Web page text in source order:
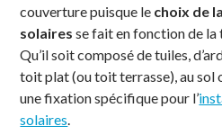
couverture puisque le choix de
solaires se fait en fonction de
Qu’il soit composé de tuiles,
toit plat (ou toit terrasse), au sol
une fixation spécifique pour l’
solaires.